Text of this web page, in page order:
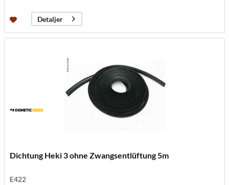
Detaljer
Dichtung Heki 3 ohne Zwangsentlüftung 5m
E422